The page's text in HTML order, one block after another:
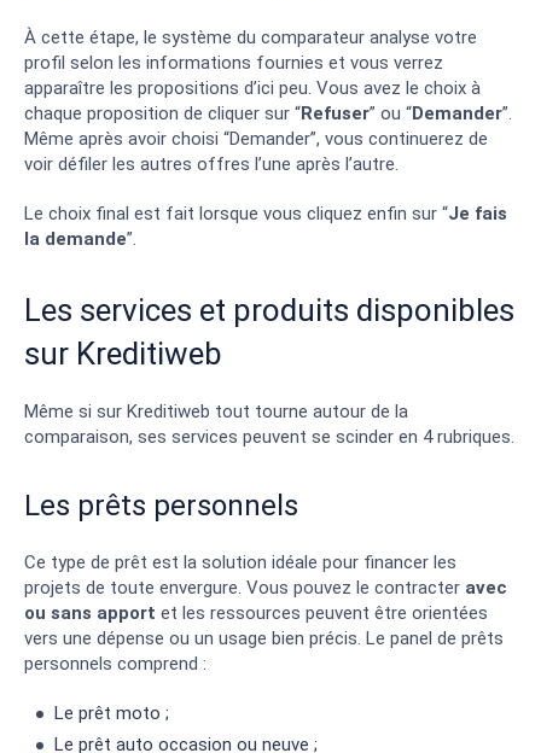
À cette étape, le système du comparateur analyse votre
profil selon les informations fournies et vous verrez
apparaître les propositions d’ici peu. Vous avez le choix à
chaque proposition de cliquer sur “Refuser” ou “Demander”.
Même après avoir choisi “Demander”, vous continuerez de
voir défiler les autres offres l’une après l’autre.
Le choix final est fait lorsque vous cliquez enfin sur “Je fais
la demande”.
Les services et produits disponibles
sur Kreditiweb
Même si sur Kreditiweb tout tourne autour de la
comparaison, ses services peuvent se scinder en 4 rubriques.
Les prêts personnels
Ce type de prêt est la solution idéale pour financer les
projets de toute envergure. Vous pouvez le contracter avec
ou sans apport et les ressources peuvent être orientées
vers une dépense ou un usage bien précis. Le panel de prêts
personnels comprend :
Le prêt moto ;
Le prêt auto occasion ou neuve ;